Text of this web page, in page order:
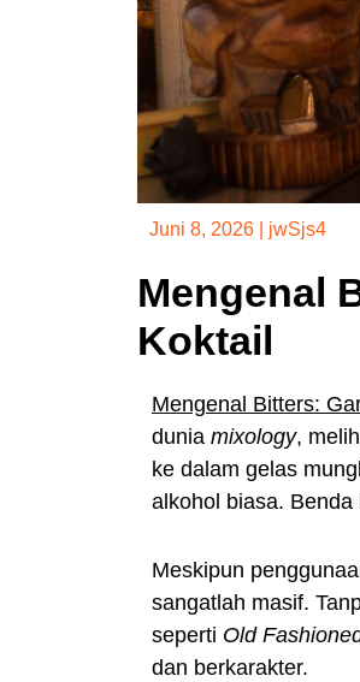
Juni 8, 2026 jwSjs4
Mengenal
Koktail
Mengenal Bitters:
dunia mixology,
ke dalam gelas
alkohol biasa.
Meskipun
sangatlah masif.
seperti Old
dan berkarakter.